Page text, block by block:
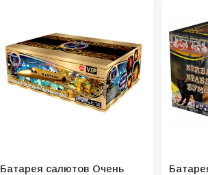
Батарея салютов Очень